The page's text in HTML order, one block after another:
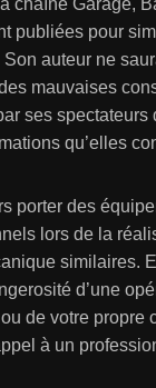
chaîne Garage,
publiées pour
auteur ne
mauvaises
ses spectateurs
qu’elles
porter des
lors de la
similaires.
d’une
de votre propre
à un